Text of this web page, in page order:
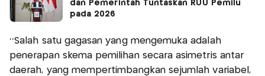
dan Pemerintah Tuntaskan RUU Pemilu
pada 2026
‘’Salah satu gagasan yang mengemuka adalah
penerapan skema pemilihan secara asimetris antar
daerah, yang mempertimbangkan sejumlah variabel,